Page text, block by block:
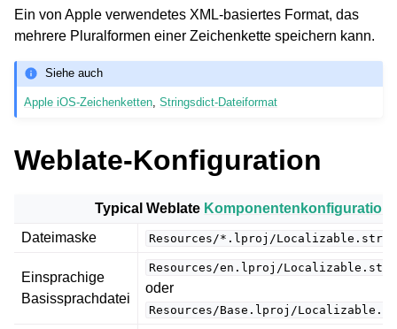
Ein von Apple verwendetes XML-basiertes Format, das
mehrere Pluralformen einer Zeichenkette speichern kann.
Siehe auch
Apple iOS-Zeichenketten ,Stringsdict-Dateiformat
Weblate-Konfiguration
Typical Weblate Komponentenkonfiguration
Dateimaske
Resources/*.lproj/
Einsprachige
Basissprachdatei
Resources/en.lproj/
oder
Resources/Base.lproj/